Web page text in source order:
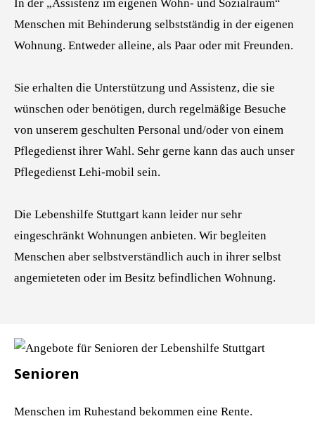
In der „Assistenz im eigenen Wohn- und Sozialraum“
Menschen mit Behinderung selbstständig in der eigenen
Wohnung. Entweder alleine, als Paar oder mit Freunden.
Sie erhalten die Unterstützung und Assistenz, die sie
wünschen oder benötigen, durch regelmäßige Besuche
von unserem geschulten Personal und/oder von einem
Pflegedienst ihrer Wahl. Sehr gerne kann das auch unser
Pflegedienst Lehi-mobil sein.
Die Lebenshilfe Stuttgart kann leider nur sehr
eingeschränkt Wohnungen anbieten. Wir begleiten
Menschen aber selbstverständlich auch in ihrer selbst
angemieteten oder im Besitz befindlichen Wohnung.
Senioren
Menschen im Ruhestand bekommen eine Rente.